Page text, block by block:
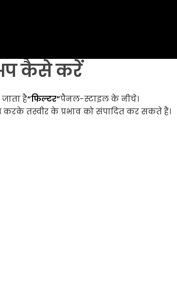
कैसे करें
है“फिल्टर”पैनल-स्टाइल के नीचे।
तस्वीर के प्रभाव को संपादित कर सकते हैं।